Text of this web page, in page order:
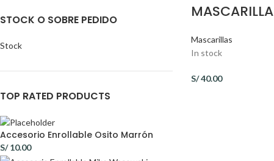
STOCK O SOBRE PEDIDO
Stock
TOP RATED PRODUCTS
Accesorio Enrollable Osito Marrón
S/10.00
MASCARILLA
Mascarillas
In stock
S/40.00